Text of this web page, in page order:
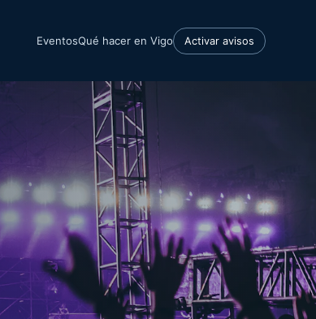
EventosQué hacer en Vigo Activar avisos